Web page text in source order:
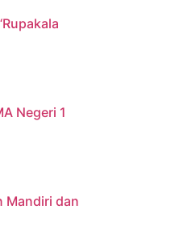
Negeri 1
Mandiri dan